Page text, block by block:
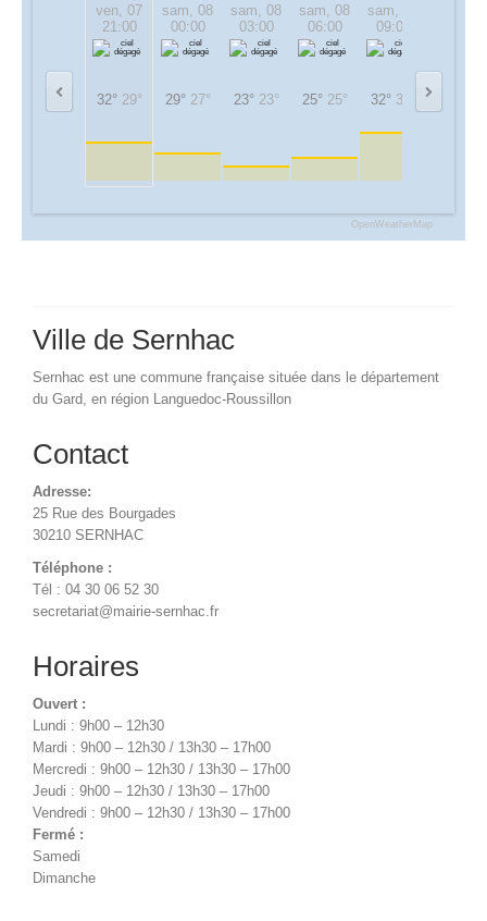
ven, 07
21:00
32° 29°
sam, 08
00:00
29° 27°
sam, 08
03:00
23° 23°
sam, 08
06:00
25° 25°
sam, 08
09:00
32° 32°
OpenWeatherMap
Ville de Sernhac
Sernhac est une commune française située dans le département
du Gard, en région Languedoc-Roussillon
Contact
Adresse:
25 Rue des Bourgades
30210 SERNHAC
Téléphone :
Tél : 04 30 06 52 30
secretariat@mairie-sernhac.fr
Horaires
Ouvert :
Lundi : 9h00 – 12h30
Mardi : 9h00 – 12h30 / 13h30 – 17h00
Mercredi : 9h00 – 12h30 / 13h30 – 17h00
Jeudi : 9h00 – 12h30 / 13h30 – 17h00
Vendredi : 9h00 – 12h30 / 13h30 – 17h00
Fermé :
Samedi
Dimanche